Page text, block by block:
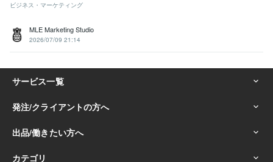
ビジネス・マーケティング
MLE Marketing Studio
2026/07/09 21:14